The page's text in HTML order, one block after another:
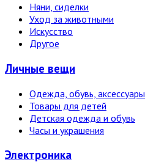
Няни, сиделки
Уход за животными
Искусство
Другое
Личные вещи
Одежда, обувь, аксессуары
Товары для детей
Детская одежда и обувь
Часы и украшения
Электро­ника